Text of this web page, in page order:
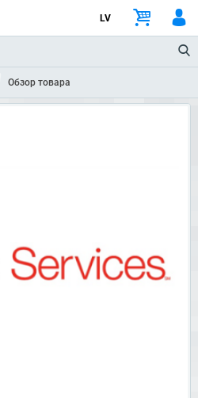
LV
Обзор товара